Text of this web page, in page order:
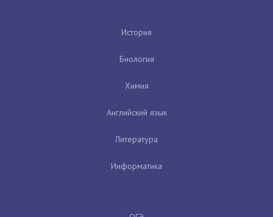
История
Биология
Химия
Английский язык
Литература
Информатика